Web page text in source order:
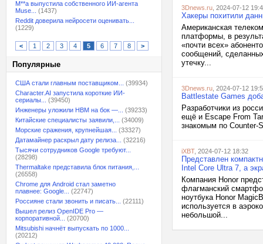
M**a выпустила собственного ИИ-агента
Muse...
(1437)
Reddit доверила нейросети оценивать...
(1229)
< 1 2 3 4 5 6 7 8 >
Популярные
США стали главным поставщиком...
(39934)
Character.AI запустила короткие ИИ-
сериалы...
(39450)
Инженеры уложили HBM на бок —...
(39233)
Китайские специалисты заявили,...
(34009)
Морские сражения, крупнейшая...
(33327)
Датамайнер раскрыл дату релиза...
(32216)
Тысячи сотрудников Google требуют...
(28298)
Thermaltake представила блок питания,...
(26558)
Chrome для Android стал заметно
плавнее: Google...
(22747)
Россияне стали звонить и писать...
(22111)
Вышел релиз OpenIDE Pro —
корпоративной...
(20700)
Mitsubishi начнёт выпускать по 1000...
(20212)
3Dnews.ru , 2024-07-12
Хакеры похитили
Американская
платформы, в
«почти всех»
сообщений,
утечку...
3Dnews.ru , 2024-07-12
Battlestate Games
Разработчики из
ещё и Escape From
знакомым по Counter-
iXBT, 2024-07-12 18:32
Представлен
Intel Core Ultra 7, а
Компания Honor
флагманский
ноутбука Honor
используется в
небольшой...